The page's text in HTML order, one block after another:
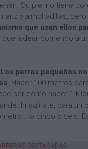
Su piel no tiene
y almohadillas,
que usan ellos
que jadear corriendo a
perros pequeños
. Hacer 100 metros
ser como hacer 1
Imagínate, para un
o cinco o seis.
DESTACADAS